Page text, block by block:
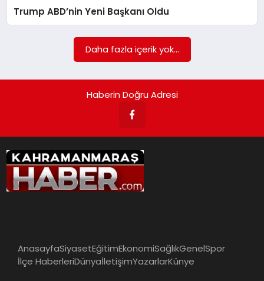
SPOR
YAZARLAR
KÜNYE
Trump ABD’nin Yeni Başkanı Oldu
Daha fazla içerik yok...
Haberin Doğru Adresi
AnasayfaSiyasetEğitimEkonomiSağlıkGenelSpor
İlçe HaberleriDünyaİletişimYazarlarKünye